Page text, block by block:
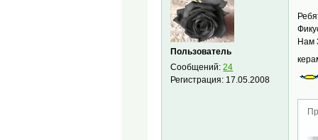
Пользователь
Сообщений:24
Регистрация: 17.05.2008
Нам